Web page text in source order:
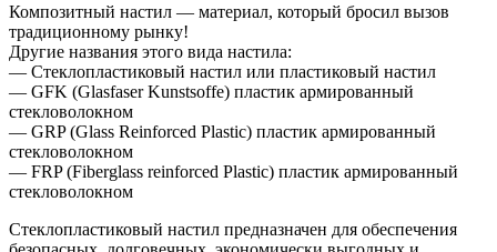
Композитный настил — материал, который бросил вызов
традиционному рынку!
Другие названия этого вида настила:
— Стеклопластиковый настил или пластиковый настил
— GFK (Glasfaser Kunstsoffe) пластик армированный
стекловолокном
— GRP (Glass Reinforced Plastic) пластик армированный
стекловолокном
— FRP (Fiberglass reinforced Plastic) пластик армированный
стекловолокном
Стеклопластиковый настил предназначен для обеспечения